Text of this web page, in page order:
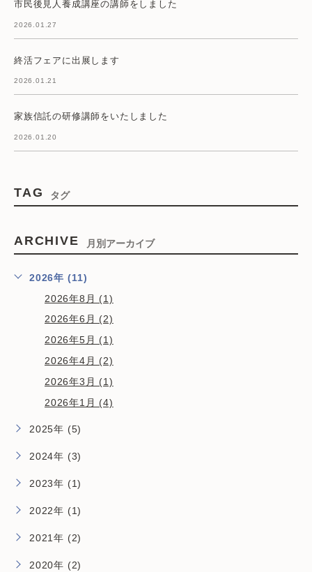
市民後見人養成講座の講師をしました
2026.01.27
終活フェアに出展します
2026.01.21
家族信託の研修講師をいたしました
2026.01.20
TAG タグ
ARCHIVE 月別アーカイブ
2026年 (11)
2026年8月 (1)
2026年6月 (2)
2026年5月 (1)
2026年4月 (2)
2026年3月 (1)
2026年1月 (4)
2025年 (5)
2024年 (3)
2023年 (1)
2022年 (1)
2021年 (2)
2020年 (2)